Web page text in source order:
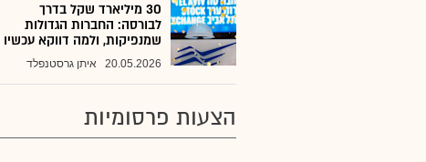
30 מיליארד שקל בדרך
לבורסה: החברות הגדולות
שמנפיקות, ולמה דווקא עכשיו
20.05.2026 איתן גרסטנפלד
הצעות פרסומיות